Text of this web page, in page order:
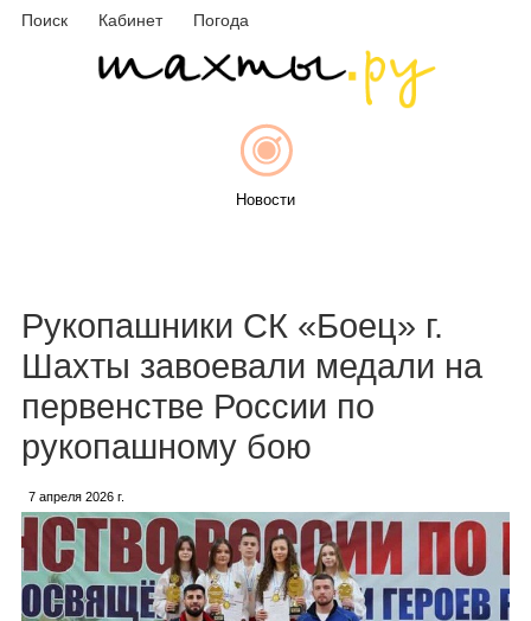
Поиск Кабинет Погода
Новости
Афиша
Каталог
Рукопашники СК «Боец» г.
Шахты завоевали медали на
первенстве России по
рукопашному бою
7 апреля 2026 г.